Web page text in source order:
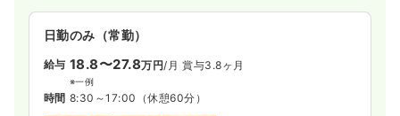
日勤のみ（常勤）
給与 18.8〜27.8万円/月 賞与3.8ヶ月
※一例
時間 8:30～17:00 （休憩60分）